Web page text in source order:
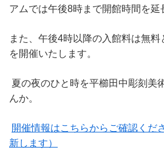
アムでは午後8時まで開館時間を延
また、午後4時以降の入館料は無料
を開催いたします。
夏の夜のひと時を平櫛田中彫刻美
んか。
開催情報はこちらからご確認くだ
新します）